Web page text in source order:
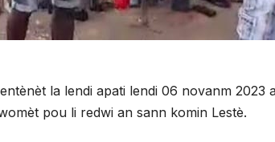
la lendi apati lendi 06 novanm 2023
pou li redwi an sann komin Lestè.